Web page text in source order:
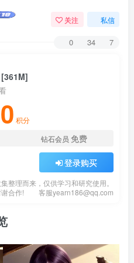
关注 私信
0 34 7
积分
钻石会员 免费
登录购买
整理而来，仅供学习和研究使用。
合作!
客服yearn186@qq.com